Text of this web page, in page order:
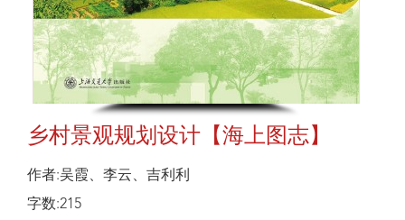
乡村景观规划设计【海上图志】
作者:吴霞、李云、吉利利
字数:215